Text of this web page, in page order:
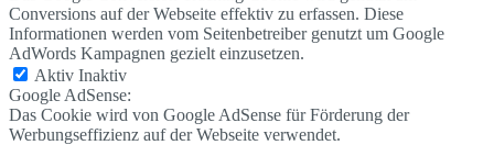
Conversions auf der Webseite effektiv zu erfassen. Diese
Informationen werden vom Seitenbetreiber genutzt um Google
AdWords Kampagnen gezielt einzusetzen.
Aktiv Inaktiv
Google AdSense:
Das Cookie wird von Google AdSense für Förderung der
Werbungseffizienz auf der Webseite verwendet.